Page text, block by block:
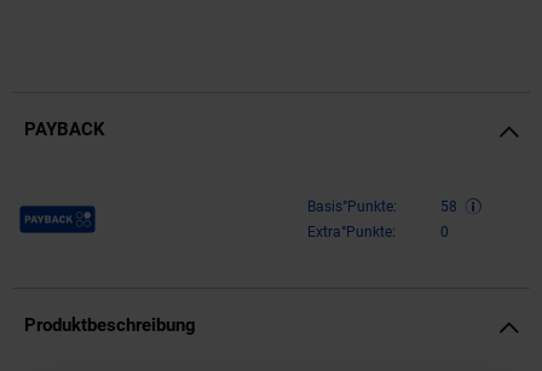
PAYBACK
Payback Punkte Basis°Punkte:
58
Extra°Punkte:
0
Produktbeschreibung